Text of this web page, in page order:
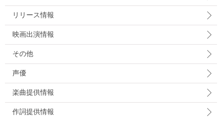
リリース情報
映画出演情報
その他
声優
楽曲提供情報
作詞提供情報